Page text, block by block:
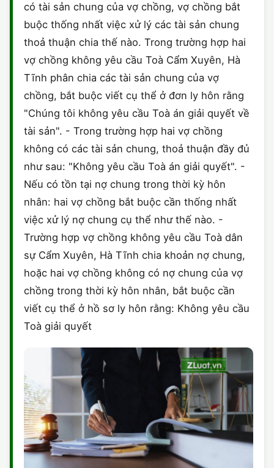
có tài sản chung của vợ chồng, vợ chồng bắt
buộc thống nhất việc xử lý các tài sản chung
thoả thuận chia thế nào. Trong trường hợp hai
vợ chồng không yêu cầu Toà Cẩm Xuyên, Hà
Tĩnh phân chia các tài sản chung của vợ
chồng, bắt buộc viết cụ thể ở đơn ly hôn rằng
"Chúng tôi không yêu cầu Toà án giải quyết về
tài sản". - Trong trường hợp hai vợ chồng
không có các tài sản chung, thoả thuận đầy đủ
như sau: "Không yêu cầu Toà án giải quyết". -
Nếu có tồn tại nợ chung trong thời kỳ hôn
nhân: hai vợ chồng bắt buộc cần thống nhất
việc xử lý nợ chung cụ thể như thế nào. -
Trường hợp vợ chồng không yêu cầu Toà dân
sự Cẩm Xuyên, Hà Tĩnh chia khoản nợ chung,
hoặc hai vợ chồng không có nợ chung của vợ
chồng trong thời kỳ hôn nhân, bắt buộc cần
viết cụ thể ở hồ sơ ly hôn rằng: Không yêu cầu
Toà giải quyết